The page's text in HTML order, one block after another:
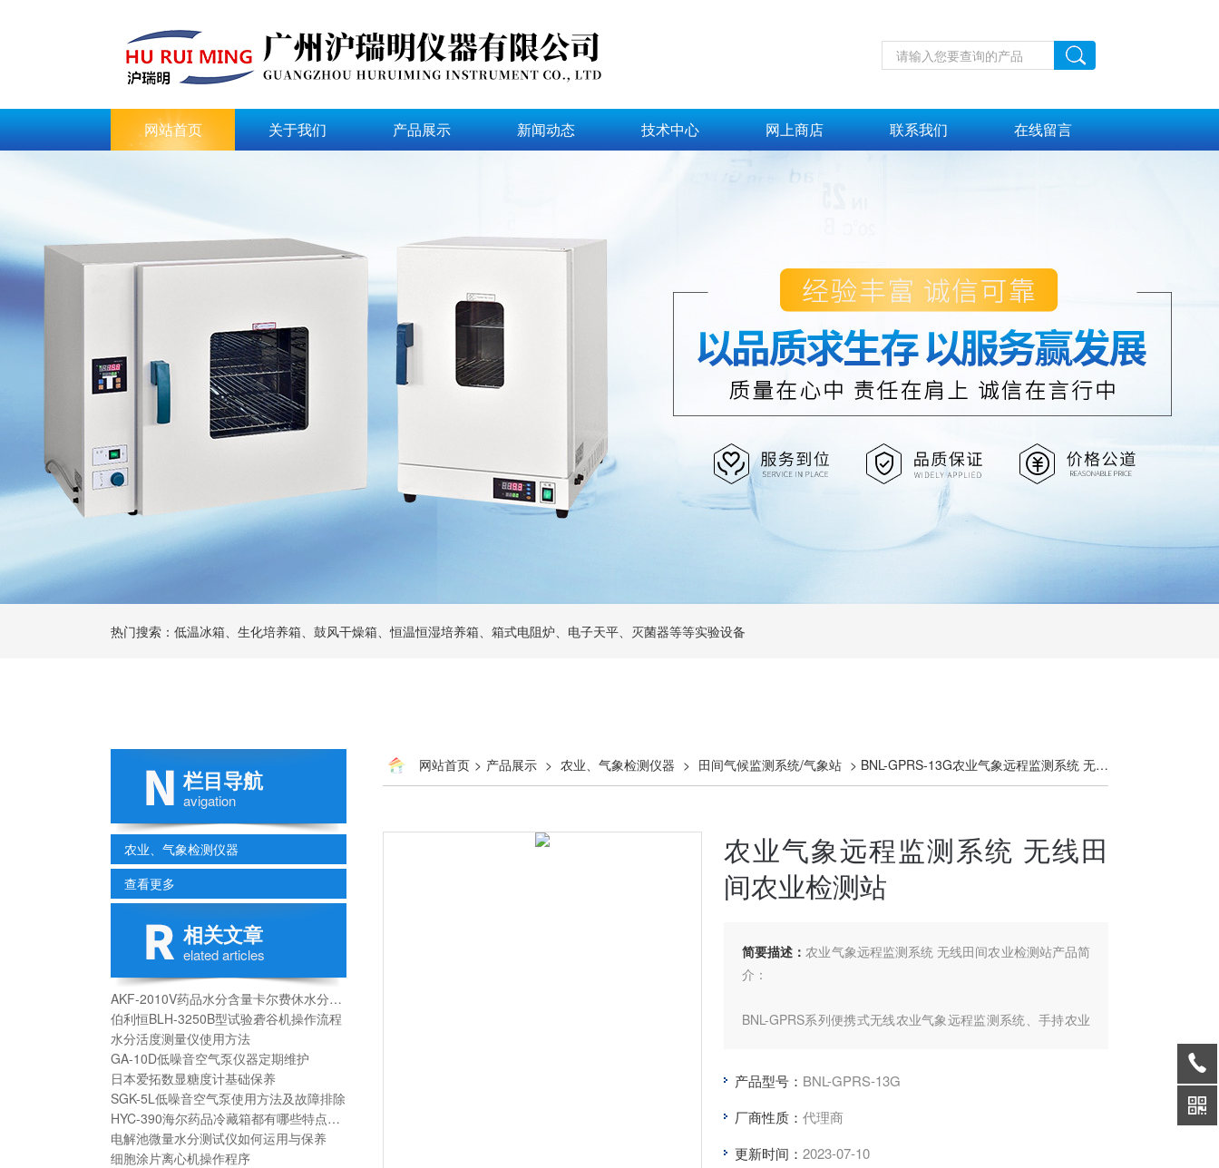
网站首页 关于我们 产品展示 新闻动态 技术中心 网上商店 联系我们 在线留言
热门搜索：低温冰箱、生化培养箱、鼓风干燥箱、恒温恒湿培养箱、箱式电阻炉、电子天平、灭菌器等等实验设备
栏目导航
avigation
农业、气象检测仪器
查看更多
相关文章
elated articles
AKF-2010V药品水分含量卡尔费休水分测定仪分析应用
伯利恒BLH-3250B型试验砻谷机操作流程
水分活度测量仪使用方法
GA-10D低噪音空气泵仪器定期维护
日本爱拓数显糖度计基础保养
SGK-5L低噪音空气泵使用方法及故障排除
HYC-390海尔药品冷藏箱都有哪些特点呢？
电解池微量水分测试仪如何运用与保养
细胞涂片离心机操作程序
网站首页 > 产品展示 > 农业、气象检测仪器 > 田间气候监测系统/气象站 > BNL-GPRS-13G农业气象远程监测系统 无线田间农业检测站
农业气象远程监测系统 无线田
间农业检测站
简要描述：农业气象远程监测系统 无线田间农业检测站产品简
介：
BNL-GPRS系列便携式无线农业气象远程监测系统、手持农业
方只要能上网，均可查看下载数据。主机具有GPS定位功能，
大屏幕中文实时显示采集数据，记录组数，传感器连接数量，
产品型号： BNL-GPRS-13G
厂商性质： 代理商
更新时间： 2023-07-10